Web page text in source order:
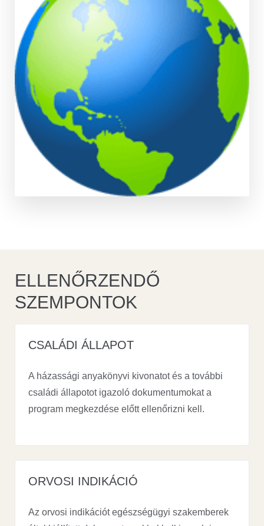
ELLENŐRZENDŐ
SZEMPONTOK
CSALÁDI ÁLLAPOT
A házassági anyakönyvi kivonatot és a további
családi állapotot igazoló dokumentumokat a
program megkezdése előtt ellenőrizni kell.
ORVOSI INDIKÁCIÓ
Az orvosi indikációt egészségügyi szakemberek